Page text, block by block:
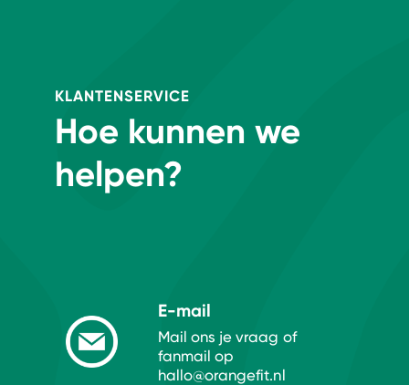
KLANTENSERVICE
Hoe kunnen we
helpen?
E-mail
Mail ons je vraag of
fanmail op
hallo@orangefit.nl